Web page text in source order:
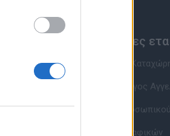
Υπηρεσίες
Εγγραφή &
Τιμοκατάλογος
Εύρεση
Βάση Βιογραφικών